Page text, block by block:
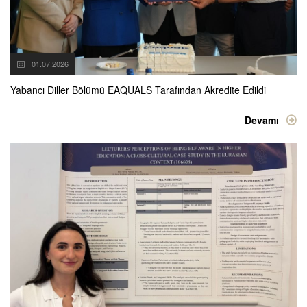
01.07.2026
Yabancı Diller Bölümü EAQUALS Tarafından Akredite Edildi
Devamı